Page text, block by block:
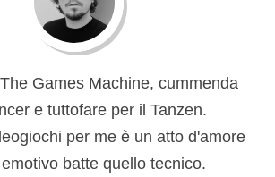
Games Machine, cummenda
e tuttofare per il Tanzen.
per me è un atto d'amore
batte quello tecnico.